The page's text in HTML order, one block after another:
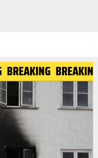
BREAKING